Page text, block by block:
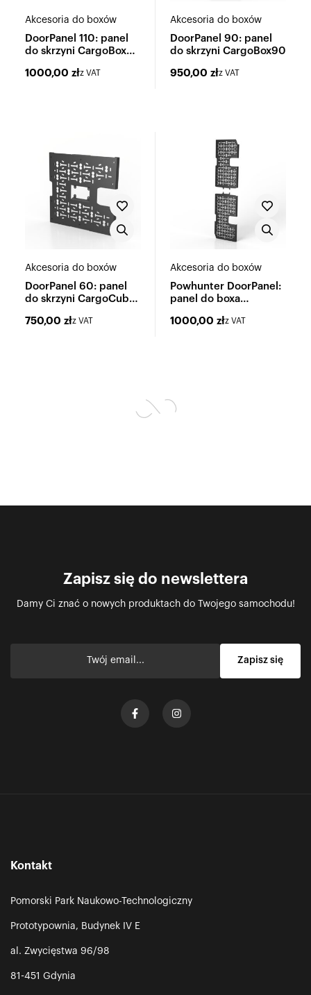
Akcesoria do boxów
DoorPanel 110: panel
do skrzyni CargoBox
1000,00 złz VAT
Akcesoria do boxów
DoorPanel 90: panel
do skrzyni CargoBox90
950,00 złz VAT
Akcesoria do boxów
DoorPanel 60: panel
do skrzyni CargoCube
750,00 złz VAT
Akcesoria do boxów
Powhunter DoorPanel:
panel do boxa
1000,00 złz VAT
Zapisz się do newslettera
Damy Ci znać o nowych produktach do Twojego samochodu!
Kontakt
Pomorski Park Naukowo-Technologiczny
Prototypownia, Budynek IV E
al. Zwycięstwa 96/98
81-451 Gdynia